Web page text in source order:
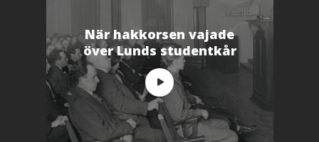
När hakkorsen vajade
över Lunds studentkår